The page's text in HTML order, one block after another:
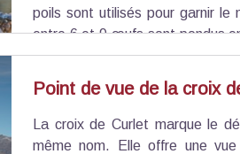
écran
poils sont utilisés pour garnir le
entre 6 et 9 œufs sont pondus
2 semaines. Sédentaire,
à l’hiver.
Point de vue de la croix
La croix de Curlet marque le
même nom. Elle offre une